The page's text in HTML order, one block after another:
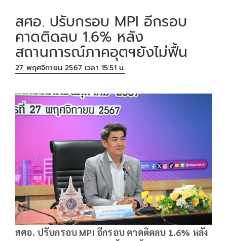
สศอ. ปรับกรอบ MPI อีกรอบ
คาดติดลบ 1.6% หลัง
สถานการณ์ภาคอุตฯยังไม่ฟื้น
27 พฤศจิกายน 2567 เวลา 15:51 น.
สศอ. ปรับกรอบ MPI อีกรอบ คาดติดลบ 1.6% หลัง